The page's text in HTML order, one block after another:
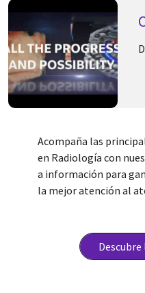
Acompaña las
en Radiología con
a información para
la mejor atención al